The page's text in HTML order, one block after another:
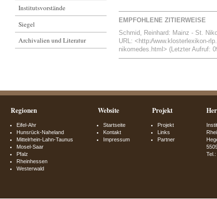
Institutsvorstände
Siegel
Archivalien und Literatur
EMPFOHLENE ZITIERWEISE
Schmid, Reinhard: Mainz - St.
URL: <http:⁄⁄www.klosterlexikon-
nikomedes.html> (Letzter Aufruf:
Regionen
Eifel-Ahr
Hunsrück-Naheland
Mittelrhein-Lahn-Taunus
Mosel-Saar
Pfalz
Rheinhessen
Westerwald
Website
Startseite
Kontakt
Impressum
Projekt
Projekt
Links
Partner